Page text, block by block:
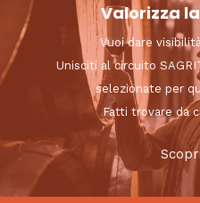
Valorizza
Vuoi dare
Unisciti al circuito
selezionate per
Fatti trovare da